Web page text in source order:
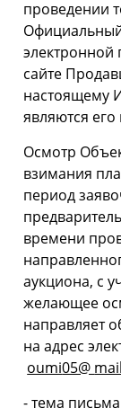
проведении
Официальный
сайте
настоящему
являются
Осмотр
взимания
период
времени
аукциона, с
желающее
направляет
на адрес
oumi05@ mail
- тема